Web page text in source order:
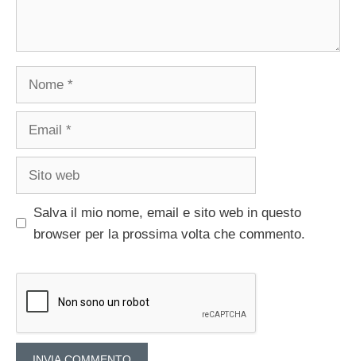
Salva il mio nome, email e sito web in questo
browser per la prossima volta che commento.